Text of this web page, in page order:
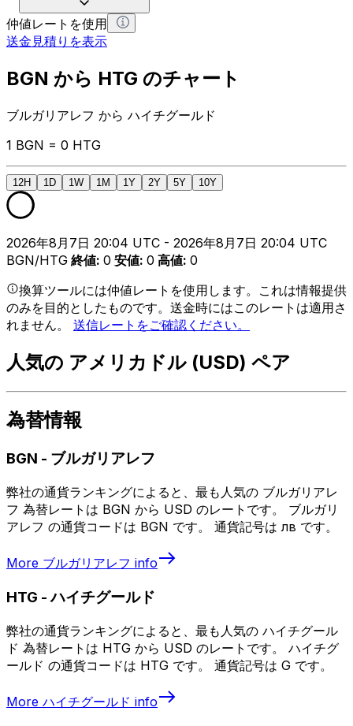
仲値レートを使用
送金見積りを表示
BGN から HTG のチャート
ブルガリアレフ から ハイチグールド
1 BGN = 0 HTG
12H 1D 1W 1M 1Y 2Y 5Y 10Y
2026年8月7日 20:04 UTC - 2026年8月7日 20:04 UTC
BGN/HTG 終値: 0 安値: 0 高値: 0
換算ツールには仲値レートを使用します。これは情報提供
のみを目的としたものです。送金時にはこのレートは適用さ
れません。 送信レートをご確認ください。
人気の アメリカドル (USD) ペア
為替情報
BGN - ブルガリアレフ
弊社の通貨ランキングによると、最も人気の ブルガリアレ
フ 為替レートは BGN から USD のレートです。 ブルガリ
アレフ の通貨コードは BGN です。 通貨記号は лв です。
More ブルガリアレフ info
HTG -ハイチグールド
弊社の通貨ランキングによると、最も人気の ハイチグール
ド 為替レートは HTG から USD のレートです。 ハイチグ
ールド の通貨コードは HTG です。 通貨記号は G です。
More ハイチグールド info